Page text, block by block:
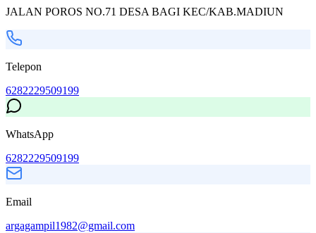
JALAN POROS NO.71 DESA BAGI KEC/KAB.MADIUN
Telepon
6282229509199
WhatsApp
6282229509199
Email
argagampil1982@gmail.com